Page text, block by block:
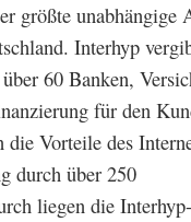
größte unabhängige
Interhyp
60 Banken,
für den
die Vorteile des
durch über 250
liegen die